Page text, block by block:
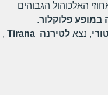
האלכוהול הגבוהים
במופע פלוקלור.
, נצא לטירנה Tirana
,